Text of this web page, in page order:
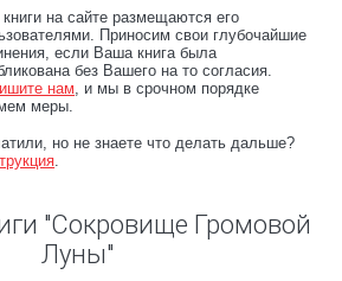
книги на сайте размещаются его
Приносим свои глубочайшие
если Ваша книга была
без Вашего на то согласия.
нам, и мы в срочном порядке
меры.
но не знаете что делать дальше?
.
"Сокровище Громовой
Луны"